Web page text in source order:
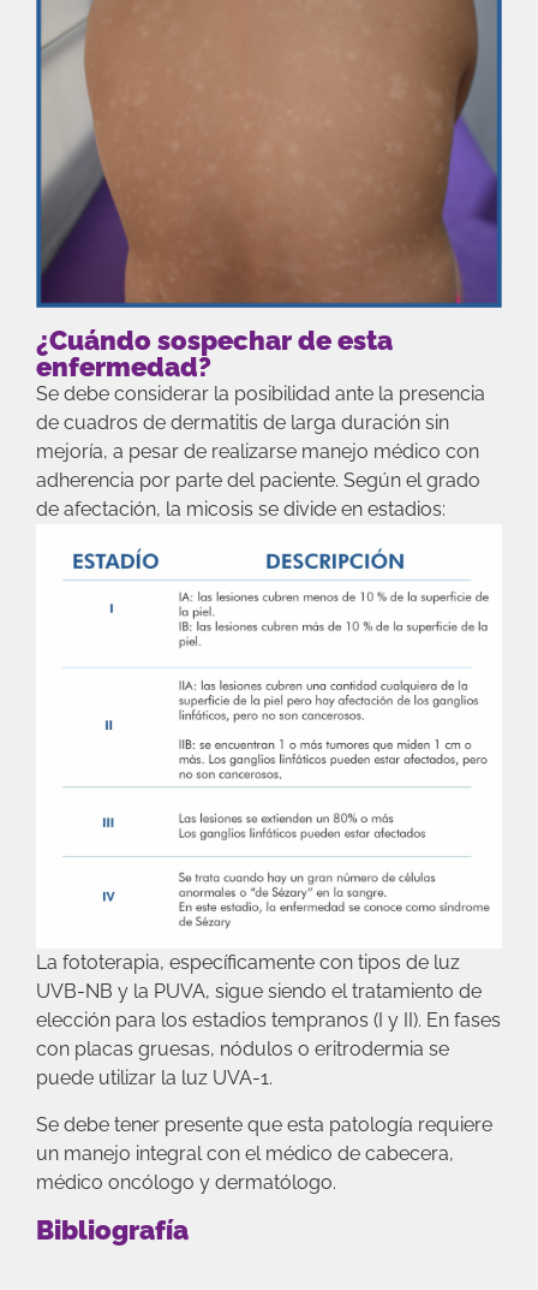
¿Cuándo sospechar de esta
enfermedad?
Se debe considerar la posibilidad ante la presencia
de cuadros de dermatitis de larga duración sin
mejoría, a pesar de realizarse manejo médico con
adherencia por parte del paciente. Según el grado
de afectación, la micosis se divide en estadios:
La fototerapia, específicamente con tipos de luz
UVB-NB y la PUVA, sigue siendo el tratamiento de
elección para los estadios tempranos (I y II). En fases
con placas gruesas, nódulos o eritrodermia se
puede utilizar la luz UVA-1.
Se debe tener presente que esta patología requiere
un manejo integral con el médico de cabecera,
médico oncólogo y dermatólogo.
Bibliografía